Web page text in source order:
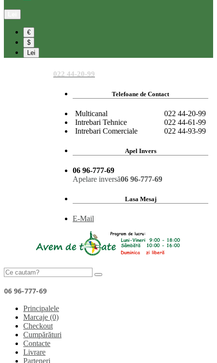
€
$
Lei
022 44-20-99
Telefoane de Contact
Multicanal
022 44-20-99
Intrebari Tehnice
022 44-61-99
Intrebari Comerciale
022 44-93-99
Apel Invers
06 96-777-69
Apelare inversă06 96-777-69
Lasa Mesaj
E-Mail
06 96-777-69
Principalele
Marcaje (0)
Checkout
Cumpărături
Contacte
Livrare
Parteneri